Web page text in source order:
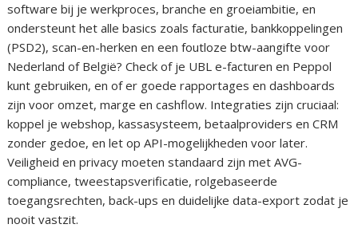
software bij je werkproces, branche en groeiambitie, en
ondersteunt het alle basics zoals facturatie, bankkoppelingen
(PSD2), scan-en-herken en een foutloze btw-aangifte voor
Nederland of België? Check of je UBL e-facturen en Peppol
kunt gebruiken, en of er goede rapportages en dashboards
zijn voor omzet, marge en cashflow. Integraties zijn cruciaal:
koppel je webshop, kassasysteem, betaalproviders en CRM
zonder gedoe, en let op API-mogelijkheden voor later.
Veiligheid en privacy moeten standaard zijn met AVG-
compliance, tweestapsverificatie, rolgebaseerde
toegangsrechten, back-ups en duidelijke data-export zodat je
nooit vastzit.